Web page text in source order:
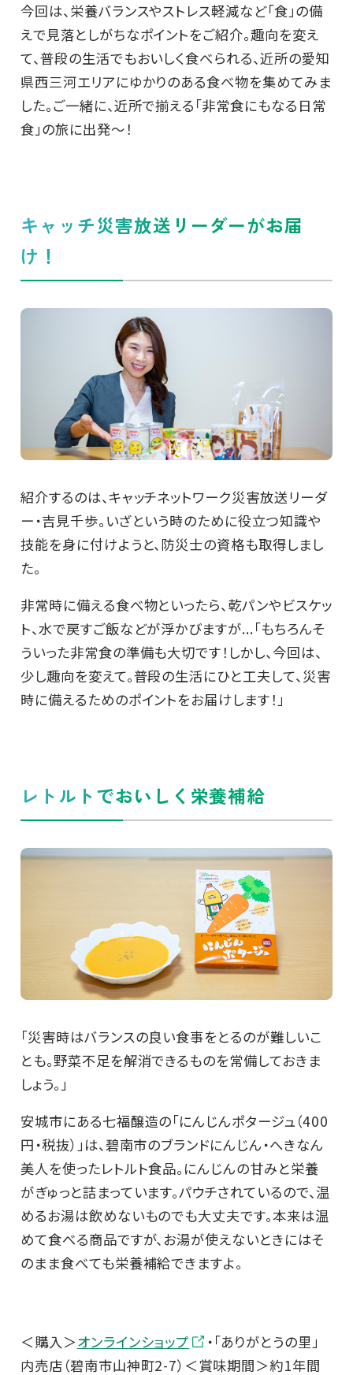
今回は、栄養バランスやストレス軽減など「食」の備
えで見落としがちなポイントをご紹介。趣向を変え
て、普段の生活でもおいしく食べられる、近所の愛知
県西三河エリアにゆかりのある食べ物を集めてみま
した。ご一緒に、近所で揃える「非常食にもなる日常
食」の旅に出発～！
キャッチ災害放送リーダーがお届
け！
紹介するのは、キャッチネットワーク災害放送リーダ
ー・吉見千歩。いざという時のために役立つ知識や
技能を身に付けようと、防災士の資格も取得しまし
た。
非常時に備える食べ物といったら、乾パンやビスケッ
ト、水で戻すご飯などが浮かびますが...「もちろんそ
ういった非常食の準備も大切です！しかし、今回は、
少し趣向を変えて。普段の生活にひと工夫して、災害
時に備えるためのポイントをお届けします！」
レトルトでおいしく栄養補給
「災害時はバランスの良い食事をとるのが難しいこ
とも。野菜不足を解消できるものを常備しておきま
しょう。」
安城市にある七福醸造の「にんじんポタージュ（400
円・税抜）」は、碧南市のブランドにんじん・へきなん
美人を使ったレトルト食品。にんじんの甘みと栄養
がぎゅっと詰まっています。パウチされているので、温
めるお湯は飲めないものでも大丈夫です。本来は温
めて食べる商品ですが、お湯が使えないときにはそ
のまま食べても栄養補給できますよ。
＜購入＞オンラインショップ
・「ありがとうの里」
内売店（碧南市山神町2-7）＜賞味期間＞約1年間